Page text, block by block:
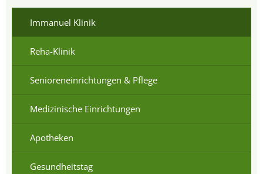
Immanuel Klinik
Reha-Klinik
Senioreneinrichtungen & Pflege
Medizinische Einrichtungen
Apotheken
Gesundheitstag